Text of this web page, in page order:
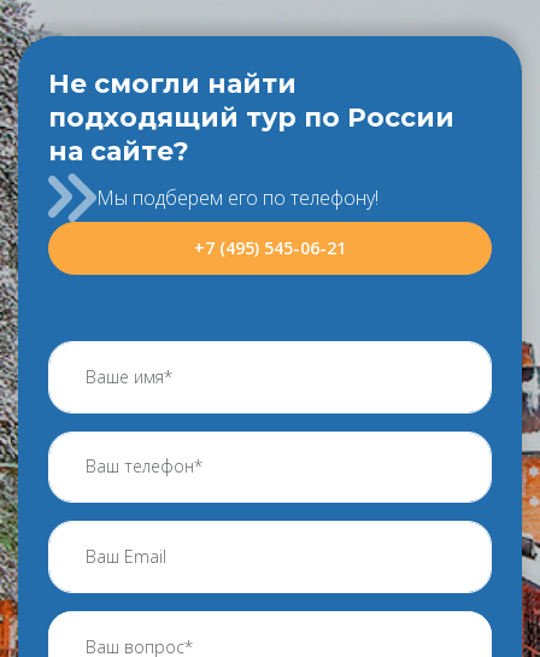
Не смогли найти
подходящий тур по России
на сайте?
Мы подберем его по телефону!
+7 (495) 545-06-21